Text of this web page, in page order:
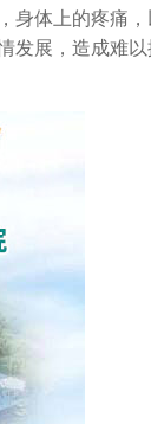
身体上的疼痛
展，造成难以